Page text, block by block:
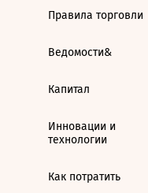
Правила торговли
Ведомости&
Капитал
Инновации и
технологии
Как потратить